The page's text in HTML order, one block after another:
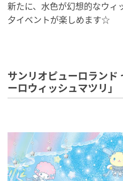
新たに、水色が幻想的なウィ
夕イベントが楽しめます☆
サンリオピューロランド
ーロウィッシュマツリ」